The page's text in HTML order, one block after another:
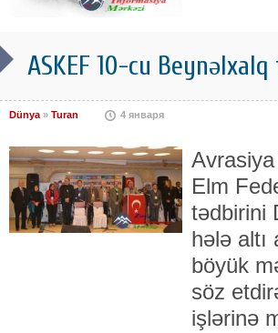
ASKEF 10-cu
Dünya » Turan 4 января
Elm
tədbirini
hələ
böyük
söz
işlərinə